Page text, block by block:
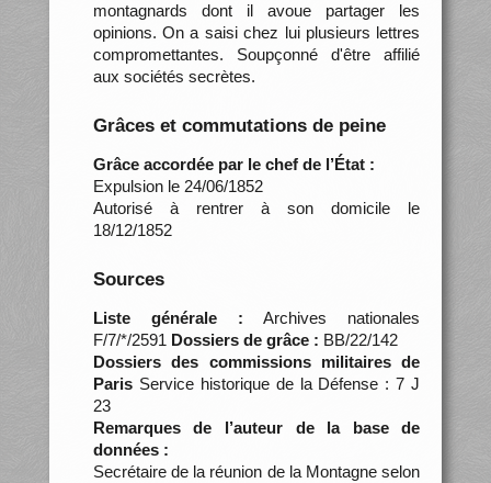
montagnards dont il avoue partager les
opinions. On a saisi chez lui plusieurs lettres
compromettantes. Soupçonné d'être affilié
aux sociétés secrètes.
Grâces et commutations de peine
Grâce accordée par le chef de l’État :
Expulsion le 24/06/1852
Autorisé à rentrer à son domicile le
18/12/1852
Sources
Liste générale : Archives nationales
F/7/*/2591 Dossiers de grâce : BB/22/142
Dossiers des commissions militaires de
ParisService historique de la Défense : 7 J
23
Remarques de l’auteur de la base de
données :
Secrétaire de la réunion de la Montagne selon